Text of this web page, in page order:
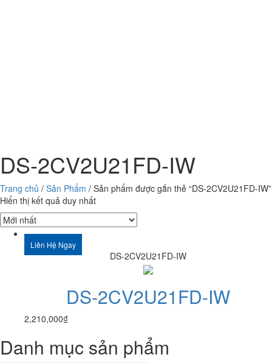
DS-2CV2U21FD-IW
Trang chủ / Sản Phẩm / Sản phẩm được gắn thẻ “DS-2CV2U21FD-IW”
Hiển thị kết quả duy nhất
Liên Hệ Ngay
DS-2CV2U21FD-IW
DS-2CV2U21FD-IW
2,210,000₫
Danh mục sản phẩm